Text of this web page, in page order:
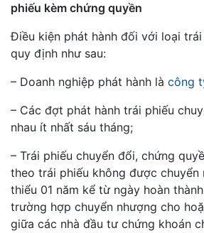
phiếu kèm chứng quyền
Điều kiện phát hành đối với loại
quy định như sau:
– Doanh nghiệp phát hành là công
– Các đợt phát hành trái phiếu
nhau ít nhất sáu tháng;
– Trái phiếu chuyển đổi, chứng
theo trái phiếu không được
thiểu 01 năm kể từ ngày hoàn
trường hợp chuyển nhượng cho
giữa các nhà đầu tư chứng khoán